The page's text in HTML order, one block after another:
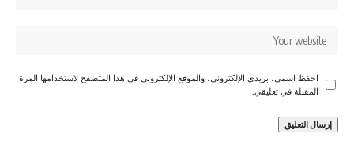
احفظ اسمي، بريدي الإلكتروني، والموقع الإلكتروني في هذا المتصفح لاستخدامها المرة
المقبلة في تعليقي.